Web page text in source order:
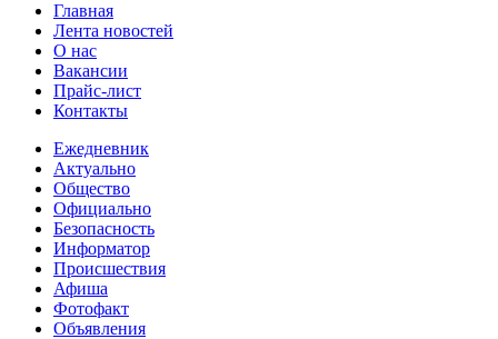
Главная
Лента новостей
О нас
Вакансии
Прайс-лист
Контакты
Ежедневник
Актуально
Общество
Официально
Безопасность
Информатор
Происшествия
Афиша
Фотофакт
Объявления